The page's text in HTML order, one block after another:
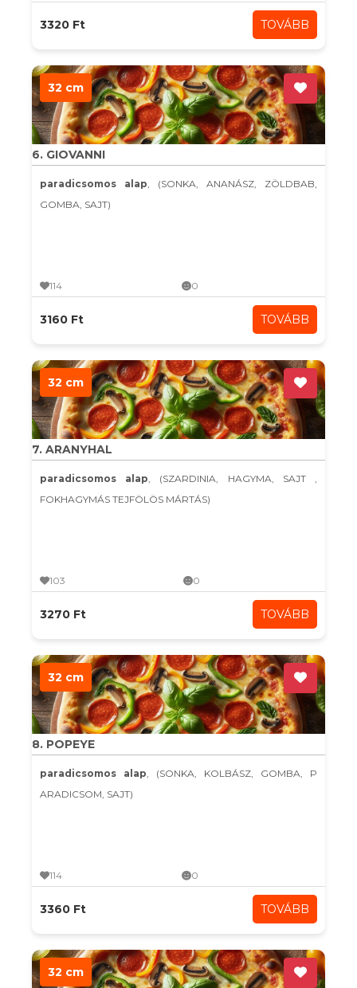
3320 Ft TOVÁBB
32 cm
6. GIOVANNI
paradicsomos alap, (SONKA, ANANÁSZ, ZÖLDBAB,
GOMBA, SAJT)
114 0
3160 Ft TOVÁBB
32 cm
7. ARANYHAL
paradicsomos alap, (SZARDINIA, HAGYMA, SAJT ,
FOKHAGYMÁS TEJFÖLÖS MÁRTÁS)
103 0
3270 Ft TOVÁBB
32 cm
8. POPEYE
paradicsomos alap, (SONKA, KOLBÁSZ, GOMBA, P
ARADICSOM, SAJT)
114 0
3360 Ft TOVÁBB
32 cm